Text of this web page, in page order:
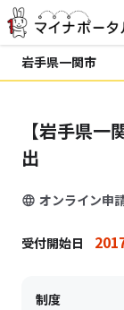
岩手県一関市
【岩手県
出
オンライン申
受付開始日
制度